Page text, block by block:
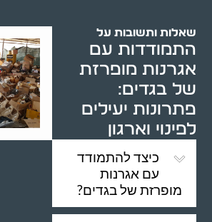
שאלות ותשובות על
התמודדות עם
אגרנות מופרזת
של בגדים:
פתרונות יעילים
לפינוי וארגון
כיצד להתמודד
עם אגרנות
מופרזת של בגדים?